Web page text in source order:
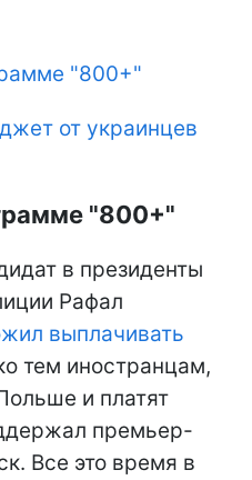
"800+"
от украинцев
"800+"
в президенты
Рафал
выплачивать
тем иностранцам,
и платят
премьер-
Все это время в